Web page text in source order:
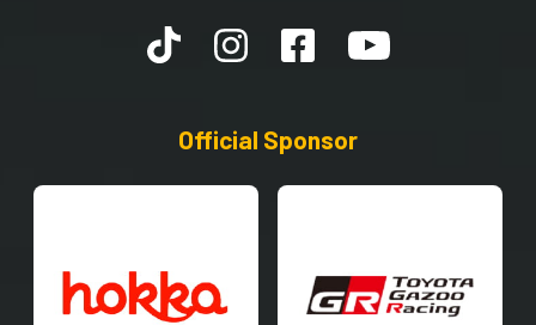
Official Sponsor